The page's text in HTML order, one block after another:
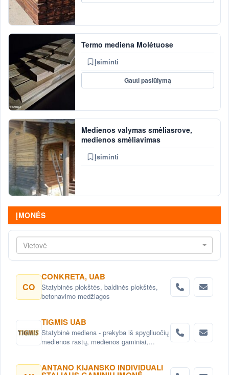
Termo mediena Molėtuose
Įsiminti
Gauti pasiūlymą
Medienos valymas smėliasrove,
medienos smėliavimas
Įsiminti
ĮMONĖS
Vietovė
CO
CONKRETA, UAB
Statybinės plokštės, baldinės plokštės,
betonavimo medžiagos
TIGMIS UAB
Statybinė mediena - prekyba iš spygliuočių
medienos rastų, medienos gaminiai,
ANTANO KIJANSKO INDIVIDUALI